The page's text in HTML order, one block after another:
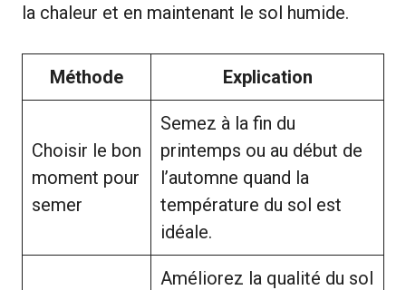
la chaleur et en maintenant le sol humide.
Méthode Explication
Choisir le bon
moment pour
semer
Semez à la fin du
printemps ou au début de
l’automne quand la
température du sol est
idéale.
Améliorez la qualité du sol